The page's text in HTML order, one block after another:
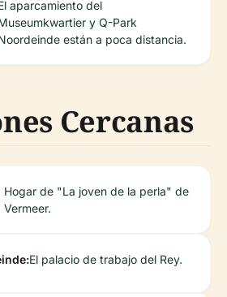
aparcamiento del
y Q-Park
están a poca distancia.
Cercanas
Hogar de "La joven de la perla" de
Vermeer.
El palacio de trabajo del Rey.